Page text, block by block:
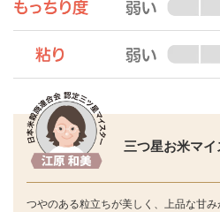
三つ星お米マ
つやのある粒立ちが美しく、上品な甘